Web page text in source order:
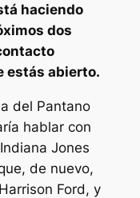
haciendo
dos
estás abierto.
del Pantano
hablar con
Indiana Jones
de nuevo,
Ford, y